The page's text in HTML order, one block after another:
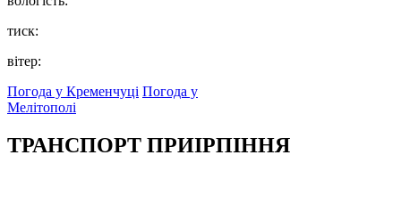
тиск:
вітер:
Погода у Кременчуці Погода у
Мелітополі
ТРАНСПОРТ ПРИІРПІННЯ